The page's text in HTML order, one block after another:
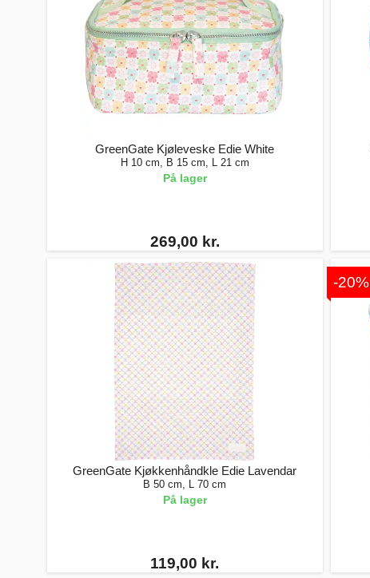
GreenGate Kjøleveske Edie White
H 10 cm, B 15 cm, L 21 cm
På lager
269,00 kr.
GreenGate Kjøkkenhåndkle Edie Lavendar
B 50 cm, L 70 cm
På lager
119,00 kr.
-20%